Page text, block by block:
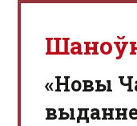
«Новы